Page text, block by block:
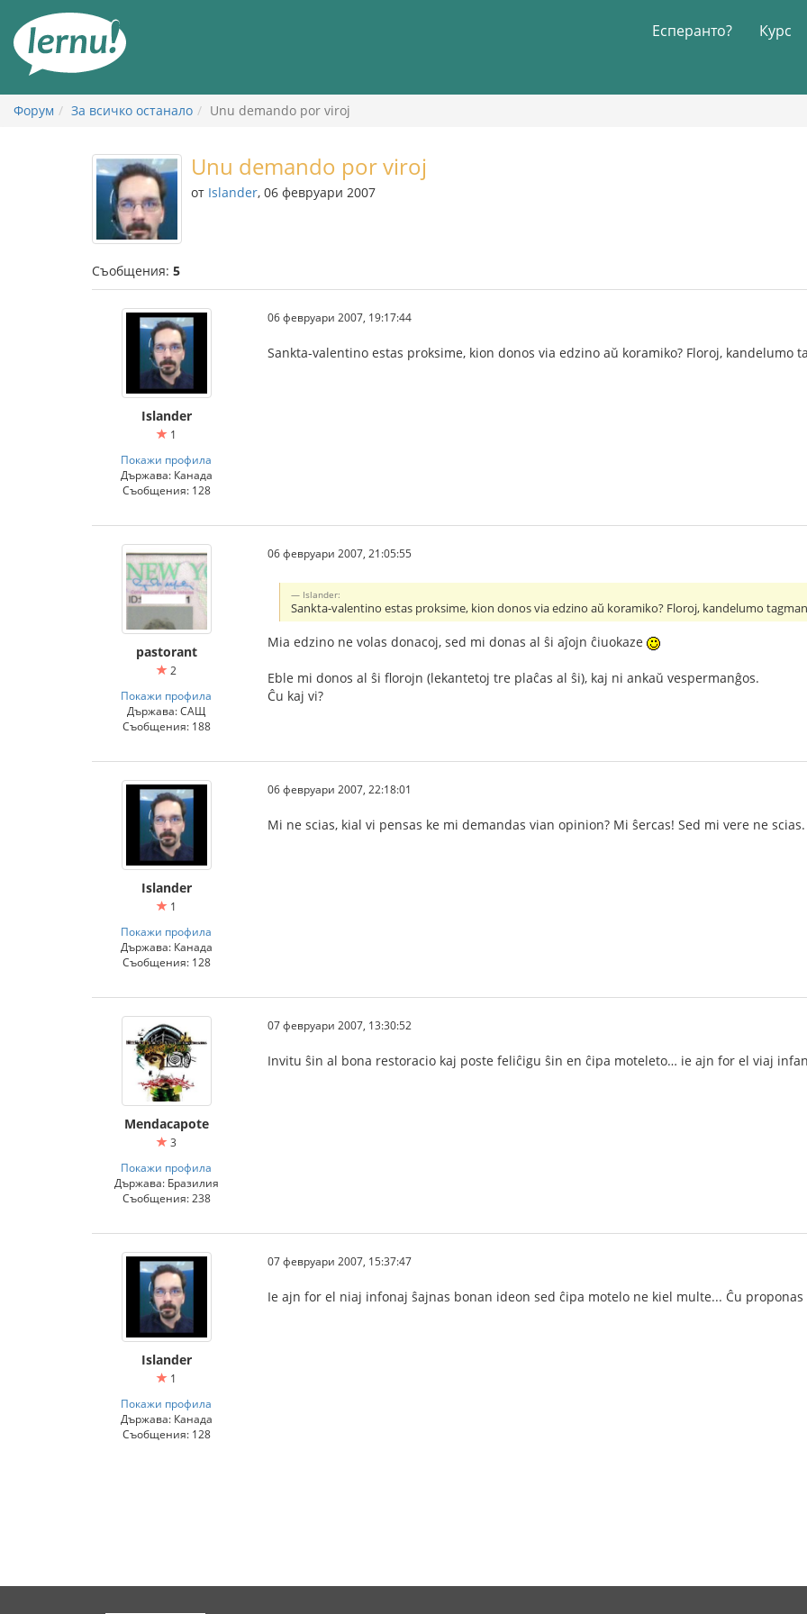
съдържанието
Есперанто? Курс
Форум За всичко останало Unu demando por viroj
Unu demando por viroj
от Islander, 06 февруари 2007
Съобщения: 5
Islander
1
Покажи профила
Държава: Канада
Съобщения: 128
06 февруари 2007, 19:17:44
Sankta-valentino estas proksime, kion donos via edzino aŭ koramiko? Floroj, kandelumo
pastorant
2
Покажи профила
Държава: САЩ
Съобщения: 188
06 февруари 2007, 21:05:55
Islander:
Sankta-valentino estas proksime, kion donos via edzino aŭ koramiko? Floroj, kandelumo
Mia edzino ne volas donacoj, sed mi donas al ŝi aĵojn ĉiuokaze
Eble mi donos al ŝi florojn (lekantetoj tre plaĉas al ŝi), kaj ni ankaŭ vespermanĝos.
Ĉu kaj vi?
Islander
1
Покажи профила
Държава: Канада
Съобщения: 128
06 февруари 2007, 22:18:01
Mi ne scias, kial vi pensas ke mi demandas vian opinion? Mi ŝercas! Sed mi vere ne
Mendacapote
3
Покажи профила
Държава: Бразилия
Съобщения: 238
07 февруари 2007, 13:30:52
Invitu ŝin al bona restoracio kaj poste feliĉigu ŝin en ĉipa moteleto… ie ajn for el viaj
Islander
1
Покажи профила
Държава: Канада
Съобщения: 128
07 февруари 2007, 15:37:47
Ie ajn for el niaj infonaj ŝajnas bonan ideon sed ĉipa motelo ne kiel multe... Ĉu